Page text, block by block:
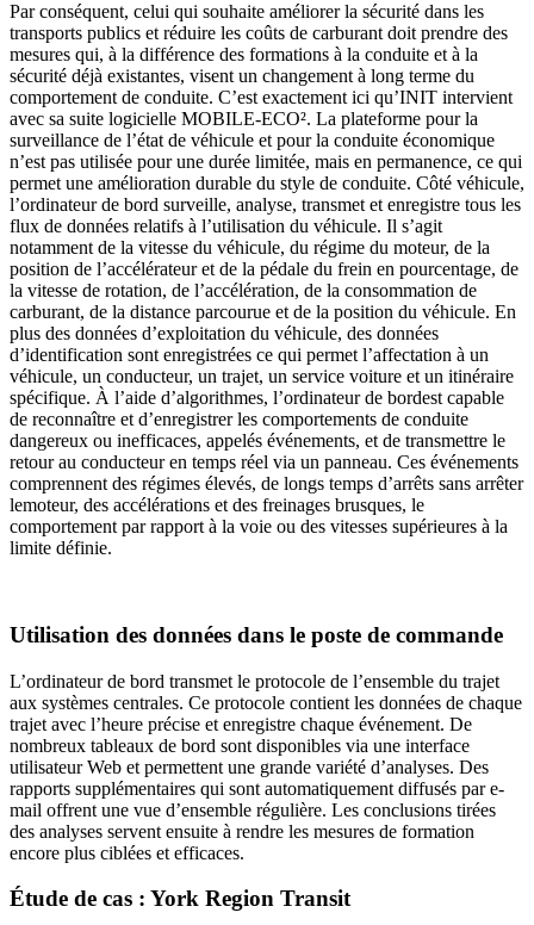
Par conséquent, celui qui souhaite améliorer la sécurité dans les
transports publics et réduire les coûts de carburant doit prendre des
mesures qui, à la différence des formations à la conduite et à la
sécurité déjà existantes, visent un changement à long terme du
comportement de conduite. C’est exactement ici qu’INIT intervient
avec sa suite logicielle MOBILE-ECO². La plateforme pour la
surveillance de l’état de véhicule et pour la conduite économique
n’est pas utilisée pour une durée limitée, mais en permanence, ce qui
permet une amélioration durable du style de conduite. Côté véhicule,
l’ordinateur de bord surveille, analyse, transmet et enregistre tous les
flux de données relatifs à l’utilisation du véhicule. Il s’agit
notamment de la vitesse du véhicule, du régime du moteur, de la
position de l’accélérateur et de la pédale du frein en pourcentage, de
la vitesse de rotation, de l’accélération, de la consommation de
carburant, de la distance parcourue et de la position du véhicule. En
plus des données d’exploitation du véhicule, des données
d’identification sont enregistrées ce qui permet l’affectation à un
véhicule, un conducteur, un trajet, un service voiture et un itinéraire
spécifique. À l’aide d’algorithmes, l’ordinateur de bordest capable
de reconnaître et d’enregistrer les comportements de conduite
dangereux ou inefficaces, appelés événements, et de transmettre le
retour au conducteur en temps réel via un panneau. Ces événements
comprennent des régimes élevés, de longs temps d’arrêts sans arrêter
lemoteur, des accélérations et des freinages brusques, le
comportement par rapport à la voie ou des vitesses supérieures à la
limite définie.
Utilisation des données dans le poste de commande
L’ordinateur de bord transmet le protocole de l’ensemble du trajet
aux systèmes centrales. Ce protocole contient les données de chaque
trajet avec l’heure précise et enregistre chaque événement. De
nombreux tableaux de bord sont disponibles via une interface
utilisateur Web et permettent une grande variété d’analyses. Des
rapports supplémentaires qui sont automatiquement diffusés par e-
mail offrent une vue d’ensemble régulière. Les conclusions tirées
des analyses servent ensuite à rendre les mesures de formation
encore plus ciblées et efficaces.
Étude de cas : York Region Transit